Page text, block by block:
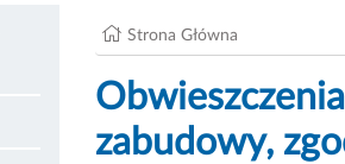
Strona Główna
zabudowy,